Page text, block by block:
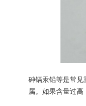
砷镉汞铅等是常见
属。如果含量过高